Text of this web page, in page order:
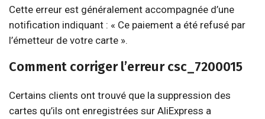
Cette erreur est généralement accompagnée d’une
notification indiquant : « Ce paiement a été refusé par
l’émetteur de votre carte ».
Comment corriger l’erreur csc_7200015
Certains clients ont trouvé que la suppression des
cartes qu’ils ont enregistrées sur AliExpress a